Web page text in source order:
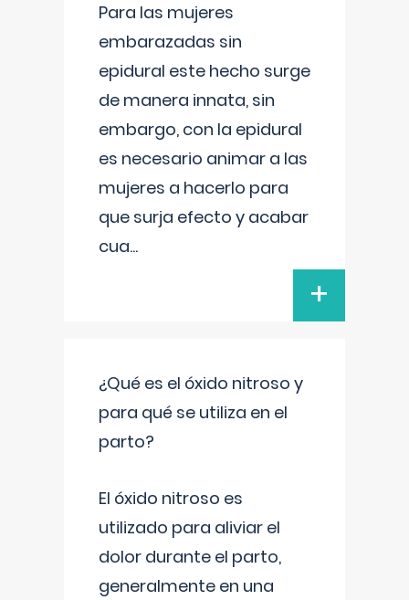
Para las mujeres
embarazadas sin
epidural este hecho surge
de manera innata, sin
embargo, con la epidural
es necesario animar a las
mujeres a hacerlo para
que surja efecto y acabar
cua...
+
¿Qué es el óxido nitroso y
para qué se utiliza en el
parto?
El óxido nitroso es
utilizado para aliviar el
dolor durante el parto,
generalmente en una